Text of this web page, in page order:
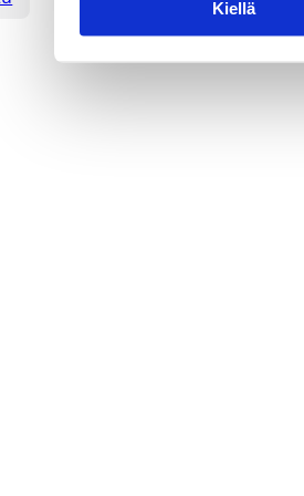
Kiellä